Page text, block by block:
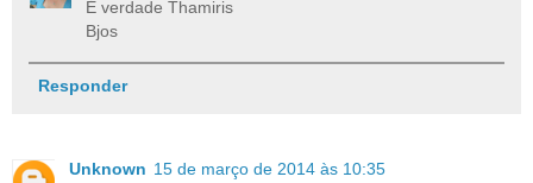
É verdade Thamiris
Bjos
Responder
Unknown 15 de março de 2014 às 10:35